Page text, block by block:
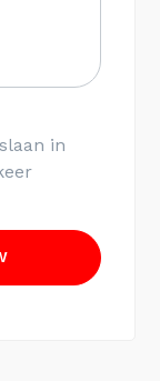
in